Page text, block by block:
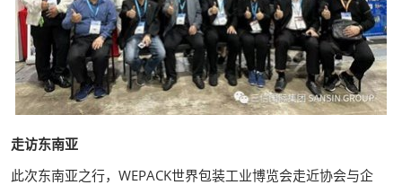
走访东南亚
此次东南亚之行，WEPACK世界包装工业博览会走近协会与企